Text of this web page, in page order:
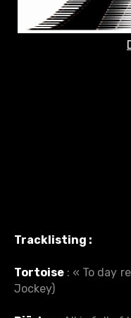
Tracklisting :
Tortoise : « To day
Jockey)